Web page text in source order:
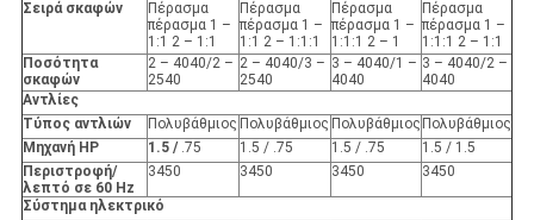
Σειρά σκαφών
Πέρασμα
πέρασμα 1 –
1:1 2 – 1:1
Πέρασμα
πέρασμα 1 –
1:1 2 – 1:1:1
Πέρασμα
πέρασμα 1 –
1:1:1 2 – 1
Πέρασμα
πέρασμα 1 –
1:1:1 2 – 1:1
Ποσότητα
σκαφών
2 – 4040/2 –
2540
2 – 4040/3 –
2540
3 – 4040/1 –
4040
3 – 4040/2 –
4040
Αντλίες
Τύπος αντλιών
Πολυβάθμιος Πολυβάθμιος Πολυβάθμιος Πολυβάθμιος
Μηχανή HP
1.5 / .75 1.5 / .75 1.5 / .75
1.5 / 1.5
Περιστροφή/
λεπτό σε 60 Hz
3450 3450 3450 3450
Σύστημα ηλεκτρικό